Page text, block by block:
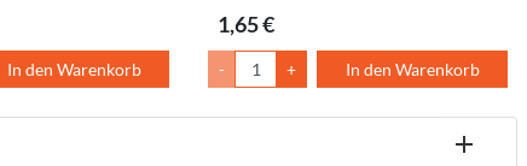
In den Warenkorb
1,65 €
- + In den Warenkorb